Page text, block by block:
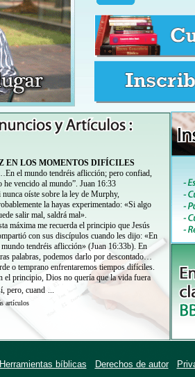
EN LOS MOMENTOS DIFÍCILES
el mundo tendréis aflicción; pero confiad,
he vencido al mundo”. Juan 16:33
nunca oíste sobre la ley de Murphy,
la hayas experimentado: «Si algo
salir mal, saldrá mal».
máxima me recuerda el principio que Jesús
con sus discípulos cuando les dijo: «En
mundo tendréis aflicción» (Juan 16:33b). En
palabras, podemos darlo por descontado…
o temprano enfrentaremos tiempos difíciles.
el principio, Dios no quería que la vida fuera
pero, cuand ...
artículos
Herramientas bíblicas Derechos de autor